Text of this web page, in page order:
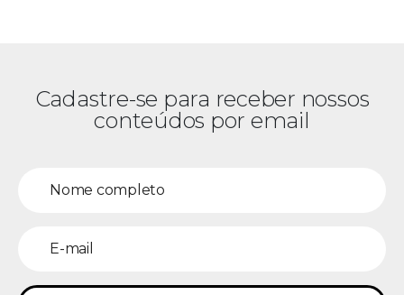
Cadastre-se para receber nossos
conteúdos por email